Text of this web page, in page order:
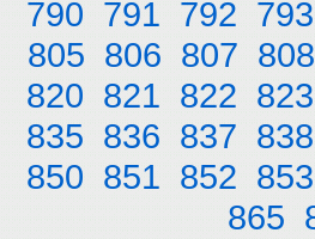
790 791 792 793
805 806 807 808
820 821 822 823
835 836 837 838
850 851 852 853
865